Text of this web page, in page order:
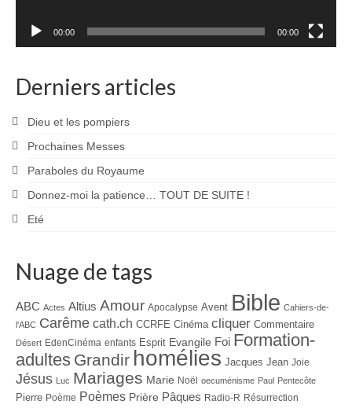
00:00 00:00
Derniers articles
Dieu et les pompiers
Prochaines Messes
Paraboles du Royaume
Donnez-moi la patience… TOUT DE SUITE !
Eté
Nuage de tags
ABC Actes Altius Amour Apocalypse Avent Bible Cahiers-de-
l'ABC Carême cath.ch CCRFE Cinéma cliquer Commentaire
Désert EdenCinéma enfants Esprit Evangile Foi Formation-
adultes Grandir homélies Jacques Jean Joie
Jésus Luc Mariages Marie Noël oecuménisme Paul Pentecôte
Pierre Poème Poèmes Prière Pâques Radio-R Résurrection